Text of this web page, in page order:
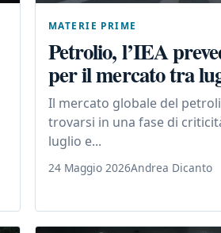
MATERIE PRIME
Petrolio, l’IEA
per il mercato tra
Il mercato globale del
trovarsi in una fase di
luglio e...
24 Maggio 2026Andrea Dicanto